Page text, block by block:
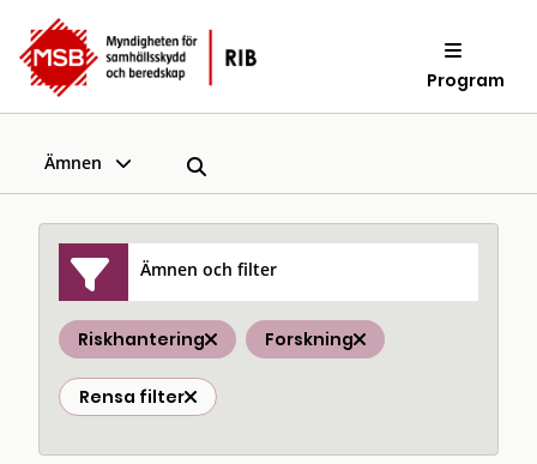
Program
Ämnen
Ämnen och filter
Riskhantering Forskning
Rensa filter